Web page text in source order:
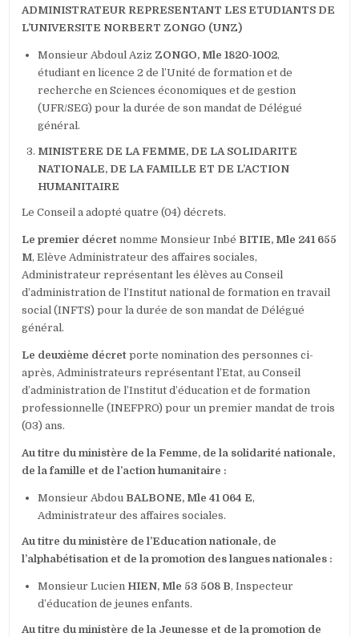
ADMINISTRATEUR REPRESENTANT LES ETUDIANTS DE
L’UNIVERSITE NORBERT ZONGO (UNZ)
Monsieur Abdoul Aziz ZONGO, Mle 1820-1002,
étudiant en licence 2 de l’Unité de formation et de
recherche en Sciences économiques et de gestion
(UFR/SEG) pour la durée de son mandat de Délégué
général.
MINISTERE DE LA FEMME, DE LA SOLIDARITE
NATIONALE, DE LA FAMILLE ET DE L’ACTION
HUMANITAIRE
Le Conseil a adopté quatre (04) décrets.
Le premier décret nomme Monsieur Inbé BITIE, Mle 241 655
M, Elève Administrateur des affaires sociales,
Administrateur représentant les élèves au Conseil
d’administration de l’Institut national de formation en travail
social (INFTS) pour la durée de son mandat de Délégué
général.
Le deuxième décret porte nomination des personnes ci-
après, Administrateurs représentant l’Etat, au Conseil
d’administration de l’Institut d’éducation et de formation
professionnelle (INEFPRO) pour un premier mandat de trois
(03) ans.
Au titre du ministère de la Femme, de la solidarité nationale,
de la famille et de l’action humanitaire :
Monsieur Abdou BALBONE, Mle 41 064 E,
Administrateur des affaires sociales.
Au titre du ministère de l’Education nationale, de
l’alphabétisation et de la promotion des langues nationales :
Monsieur Lucien HIEN, Mle 53 508 B, Inspecteur
d’éducation de jeunes enfants.
Au titre du ministère de la Jeunesse et de la promotion de